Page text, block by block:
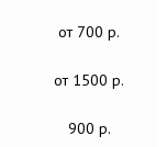
от 700 р.
от 1500 р.
900 р.